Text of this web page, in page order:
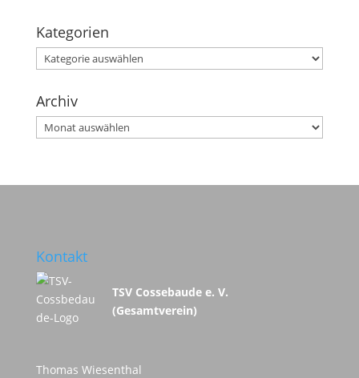
Kategorien
Kategorien
Archiv
Archiv
Kontakt
TSV Cossebaude e. V.
(Gesamtverein)
Thomas Wiesenthal